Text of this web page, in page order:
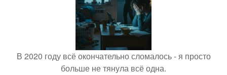
В 2020 году всё окончательно сломалось - я просто
больше не тянула всё одна.